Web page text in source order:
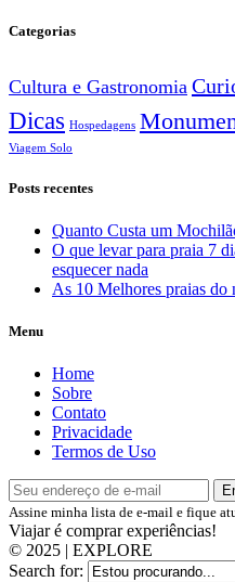
Categorias
Cultura e Gastronomia
Dicas Hospedagens
Viagem Solo
Posts recentes
Quanto Custa um
O que levar para praia 7
esquecer nada
As 10 Melhores praias do
Menu
Home
Sobre
Contato
Privacidade
Termos de Uso
Assine minha lista de e-mail e fique
Viajar é comprar experiências!
© 2025 | EXPLORE
Search for: